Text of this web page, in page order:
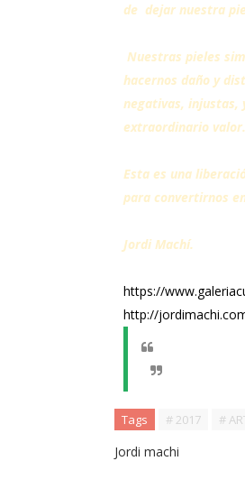
de dejar nuestra
Nuestras pieles
hacernos daño y
negativas, injustas,
extraordinario
Esta es una
para convertirnos
Jordi Machí.
https://
http://
Tags # 2017 #
Jordi machi